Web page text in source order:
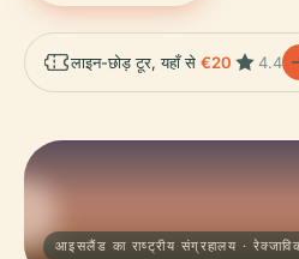
लाइन-छोड़ टूर, यहाँ से €20 4.4
आइसलैंड का राष्ट्रीय संग्रहालय ·